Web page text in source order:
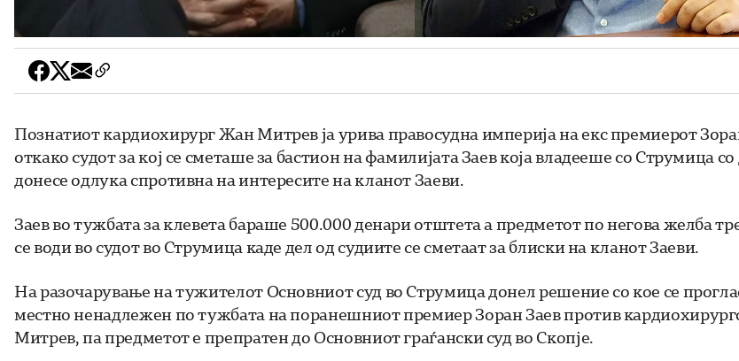
Познатиот кардиохирург Жан Митрев ја урива правосудна империја на екс премиерот
откако судот за кој се сметаше за бастион на фамилијата Заев која владееше со Струмица
донесе одлука спротивна на интересите на кланот Заеви.
Заев во тужбата за клевета бараше 500.000 денари отштета а предметот по негова желба
се води во судот во Струмица каде дел од судиите се сметаат за блиски на кланот Заеви.
На разочарување на тужителот Основниот суд во Струмица донел решение со кое се
местно ненадлежен по тужбата на поранешниот премиер Зоран Заев против
Митрев, па предметот е препратен до Основниот граѓански суд во Скопје.